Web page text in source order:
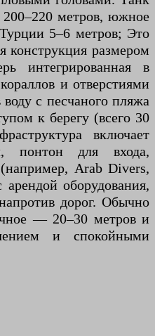
200–220 метров, южное
5–6 метров; Это
конструкция размером
интегрированная в
и отверстиями
с песчаного пляжа
к берегу (всего 30
включает
понтон для входа,
Arab Divers,
оборудования,
дорог. Обычно
— 20–30 метров и
и спокойными